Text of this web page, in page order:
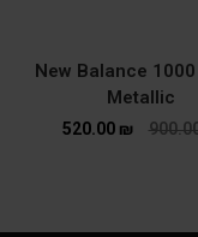
New Balance
Metallic
520.00 ₪